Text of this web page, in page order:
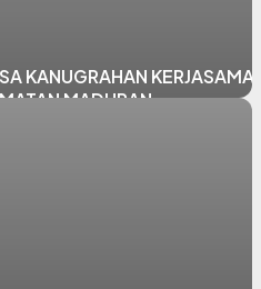
KANUGRAHAN KERJASAMA
MADURAN